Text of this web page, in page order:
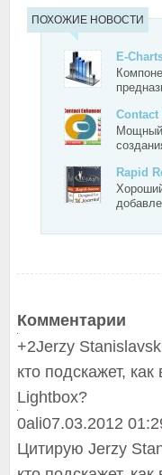
ПОХОЖИЕ НОВОСТИ
E-
Мощный
Rapid
Комментарии
+2Jerzy
кто подскажет,
Lightbox?
0ali07.03.2012
Цитирую Jerzy